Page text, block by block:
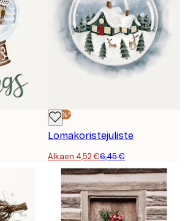
-30%*
Lomakoristejuliste
Alkaen 4,52 €6,45 €